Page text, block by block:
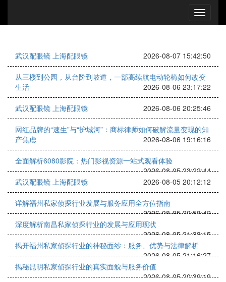
武汉配眼镜 上海配眼镜 2026-08-07 15:42:50
从三楼到公园，从台阶到坡道，一部高续航电动轮椅如何改变
生活
2026-08-06 23:17:22
武汉配眼镜 上海配眼镜 2026-08-06 20:25:46
网红品牌的“速生”与“护城河”：商标律师如何破解流量变现的知
产焦虑
2026-08-06 19:16:16
全面解析6080影院：热门影视资源一站式观看体验
2026-08-05 23:22:44
武汉配眼镜 上海配眼镜
2026-08-05 20:12:12
详解福州私家侦探行业发展与服务应用全方位指南
2026-08-05 20:58:42
深度解析南昌私家侦探行业的发展与应用现状
2026-08-05 21:38:15
揭开福州私家侦探行业的神秘面纱：服务、优势与法律解析
2026-08-05 21:16:27
揭秘昆明私家侦探行业的真实面貌与服务价值
2026-08-05 20:39:19